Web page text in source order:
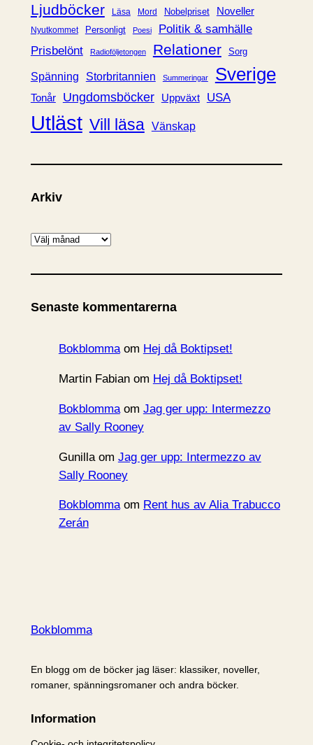
Ljudböcker
Läsa Mord Nobelpriset Noveller
Nyutkommet Personligt Poesi
Politik & samhälle
Prisbelönt
Radioföljetongen Relationer Sorg
Spänning Storbritannien Summeringar Sverige
Tonår Ungdomsböcker Uppväxt USA
Utläst Vill läsa Vänskap
Arkiv
A
k
v
Senaste kommentarerna
Bokblommaom Hej då Boktipset!
Martin Fabianom Hej då Boktipset!
Bokblommaom Jag ger upp: Intermezzo
av Sally Rooney
Gunillaom Jag ger upp: Intermezzo av
Sally Rooney
Bokblommaom Rent hus av Alia Trabucco
Zerán
Bokblomma
En blogg om de böcker jag läser: klassiker, noveller,
romaner, spänningsromaner och andra böcker.
Information